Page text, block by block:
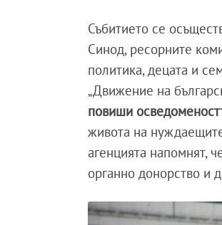
Събитието се
Синод, ресорните
политика, децата и
„Движение на
повиши
живота на
агенцията напомнят,
органно донорство и